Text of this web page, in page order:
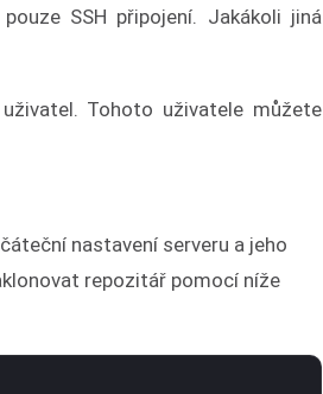
SSH připojení. Jakákoli jiná
Tohoto uživatele můžete
nastavení serveru a jeho
repozitář pomocí níže